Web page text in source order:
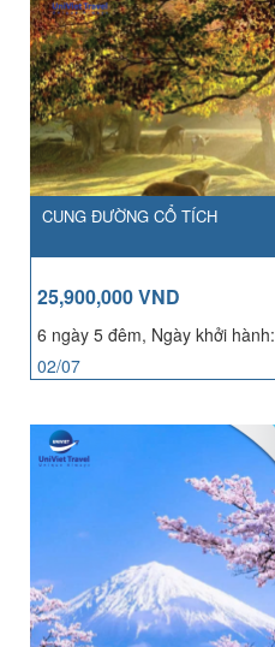
CUNG ĐƯỜNG CỔ TÍCH
25,900,000 VND
6 ngày 5 đêm, Ngày khởi hành:
02/07